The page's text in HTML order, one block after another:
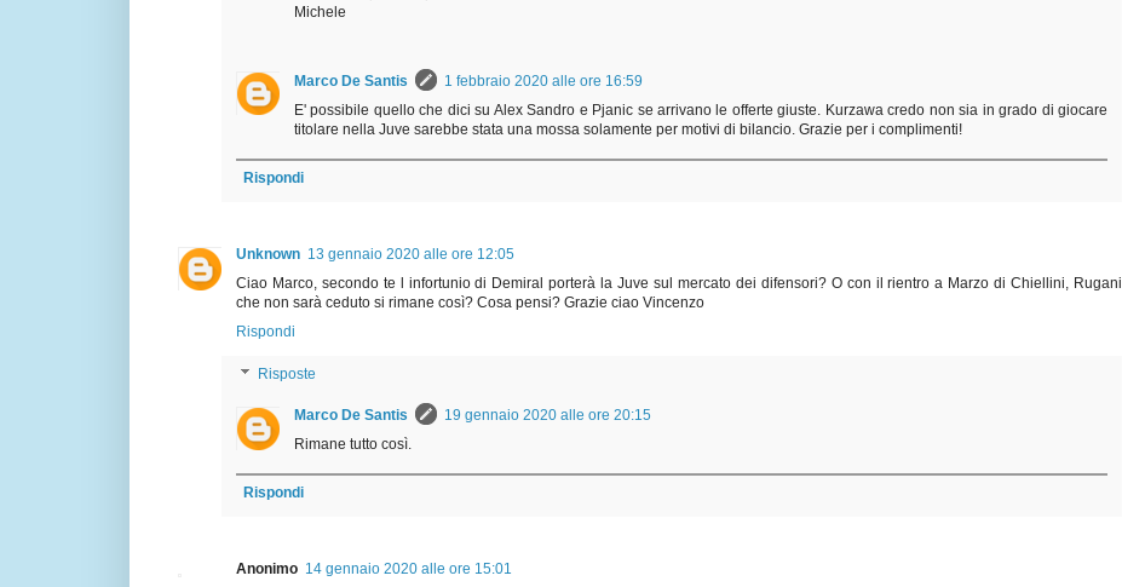
Michele
Marco De Santis
1 febbraio 2020 alle ore 16:59
E' possibile quello che dici su Alex Sandro e Pjanic se arrivano le offerte giuste. Kurzawa credo non sia in grado di giocare
titolare nella Juve sarebbe stata una mossa solamente per motivi di bilancio. Grazie per i complimenti!
Rispondi
Unknown 13 gennaio 2020 alle ore 12:05
Ciao Marco, secondo te l infortunio di Demiral porterà la Juve sul mercato dei difensori? O con il rientro a Marzo di Chiellini, Rugani
che non sarà ceduto si rimane così? Cosa pensi? Grazie ciao Vincenzo
Rispondi
Risposte
Marco De Santis
19 gennaio 2020 alle ore 20:15
Rimane tutto così.
Rispondi
Anonimo 14 gennaio 2020 alle ore 15:01